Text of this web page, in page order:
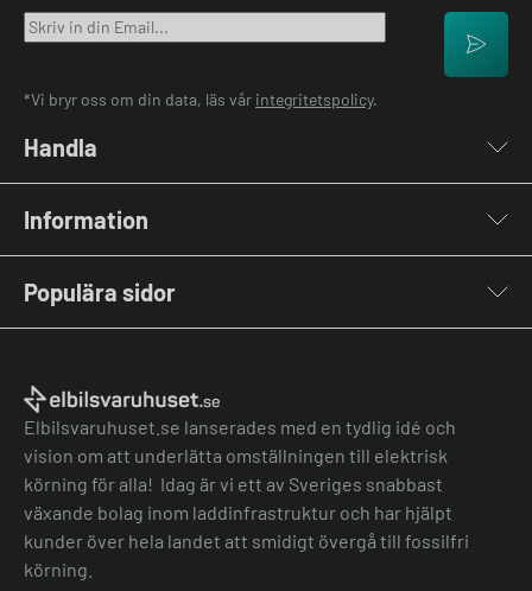
*Vi bryr oss om din data, läs vår integritetspolicy.
Handla
Laddkablar
Kabelhållare
Stolpar & Fästen
Portabla Laddare
Övriga tillbehör
Information
Kontakta oss
Vanliga frågor & svar
El-lexikon
Installation
Grön teknik bidrag
Lastbalansering
Köpvillkor
Köpvillkor batteri
Felanmälan
Hantera cookies
Populära sidor
Elbilsladdare företag
Laddbox bäst i test
Bilmärken
Jämför laddboxar
Jämför hembatterier
Elbilsvaruhuset.se lanserades med en tydlig idé och
vision om att underlätta omställningen till elektrisk
körning för alla! Idag är vi ett av Sveriges snabbast
växande bolag inom laddinfrastruktur och har hjälpt
kunder över hela landet att smidigt övergå till fossilfri
körning.